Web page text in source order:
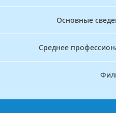
Основные
Среднее
Дополнительное